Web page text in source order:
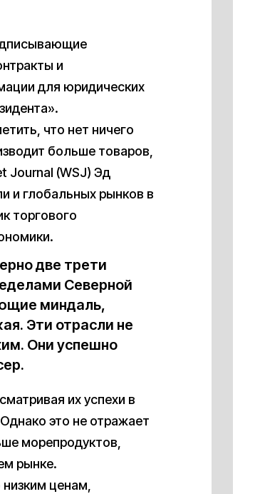
и
для юридических
что нет ничего
больше товаров,
Journal (WSJ) Эд
и глобальных рынков в
торгового
две трети
Северной
миндаль,
Эти отрасли не
Они успешно
их успехи в
это не отражает
морепродуктов,
рынке.
низким ценам,